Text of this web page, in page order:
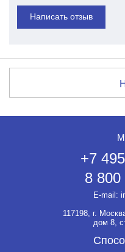
Написать отзыв
+7
8 800
E-mail:
117198, г.
дом 8,